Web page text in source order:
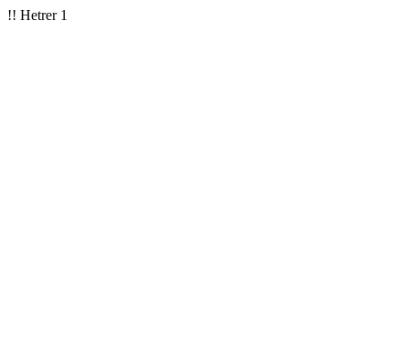
!! Hetrer 1